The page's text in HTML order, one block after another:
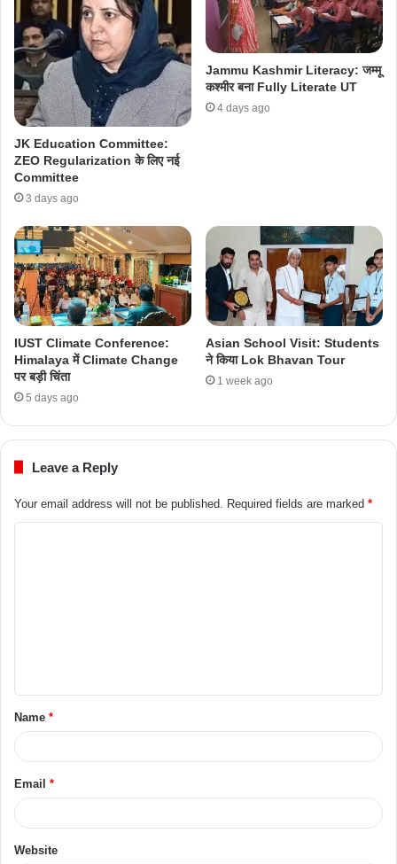
JK Education Committee:
ZEO Regularization के लिए नई
Committee
3 days ago
Jammu Kashmir Literacy: जम्मू
कश्मीर बना Fully Literate UT
4 days ago
IUST Climate Conference:
Himalaya में Climate Change
पर बड़ी चिंता
5 days ago
Asian School Visit: Students
ने किया Lok Bhavan Tour
1 week ago
Leave a Reply
Your email address will not be published. Required fields are marked *
Name *
Email *
Website